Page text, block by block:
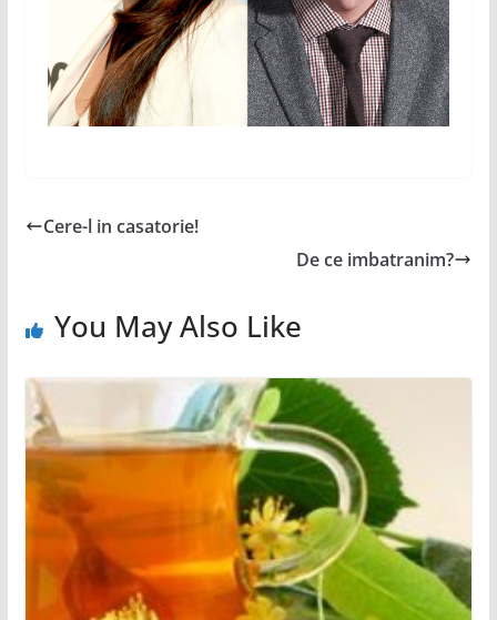
Cere-l in casatorie!
De ce imbatranim?
You May Also Like